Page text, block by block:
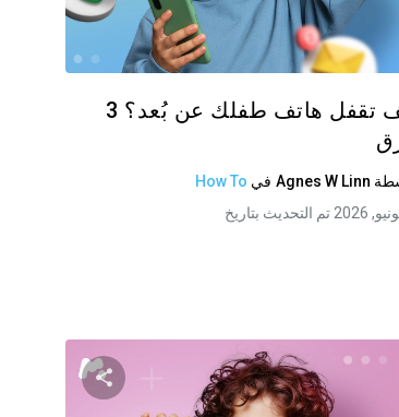
نسخ الرابط
كيف تقفل هاتف طفلك عن بُعد؟ 3
Agnes W Linn في How To